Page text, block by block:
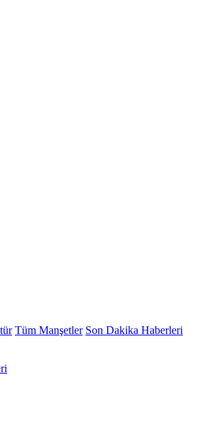
Tüm Manşetler Son Dakika Haberleri